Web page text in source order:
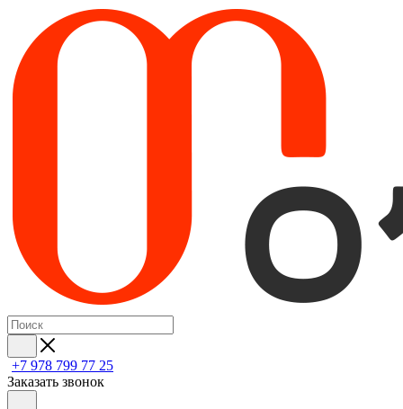
+7 978 799 77 25
Заказать звонок